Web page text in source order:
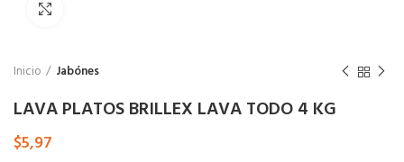
Inicio Jabónes
LAVA PLATOS BRILLEX LAVA TODO 4 KG
$5,97